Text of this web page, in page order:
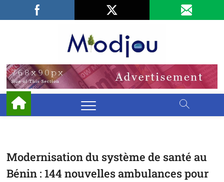
Facebook
LinkedIn
Modernisation du système de santé au
Bénin : 144 nouvelles ambulances pour